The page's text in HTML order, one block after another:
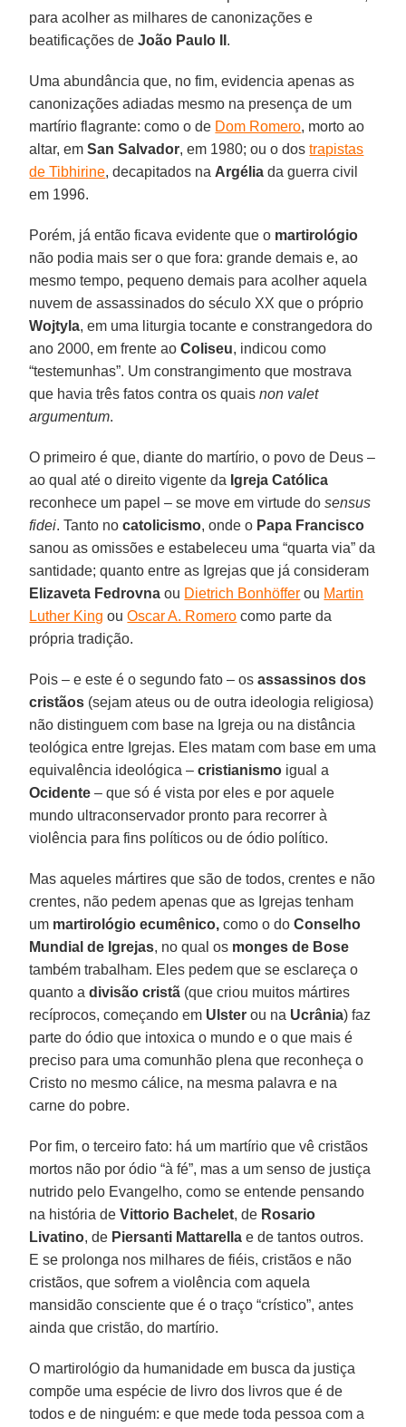
para acolher as milhares de canonizações e
beatificações deJoão Paulo II .
Uma abundância que, no fim, evidencia apenas as
canonizações adiadas mesmo na presença de um
martírio flagrante: como o de Dom Romero, morto ao
altar, emSan Salvador, em 1980; ou o dostrapistas
de Tibhirine, decapitados na Argélia da guerra civil
em 1996.
Porém, já então ficava evidente que o martirológio
não podia mais ser o que fora: grande demais e, ao
mesmo tempo, pequeno demais para acolher aquela
nuvem de assassinados do século XX que o próprio
Wojtyla, em uma liturgia tocante e constrangedora do
ano 2000, em frente aoColiseu, indicou como
“testemunhas”. Um constrangimento que mostrava
que havia três fatos contra os quaisnon valet
argumentum.
O primeiro é que, diante do martírio, o povo de Deus –
ao qual até o direito vigente da Igreja Católica
reconhece um papel – se move em virtude dosensus
fidei. Tanto nocatolicismo, onde o Papa Francisco
sanou as omissões e estabeleceu uma “quarta via” da
santidade; quanto entre as Igrejas que já consideram
Elizaveta Fedrovna ou Dietrich Bonhöffer ou Martin
Luther King ouOscar A. Romero como parte da
própria tradição.
Pois – e este é o segundo fato – osassassinos dos
cristãos (sejam ateus ou de outra ideologia religiosa)
não distinguem com base na Igreja ou na distância
teológica entre Igrejas. Eles matam com base em uma
equivalência ideológica –cristianismo igual a
Ocidente – que só é vista por eles e por aquele
mundo ultraconservador pronto para recorrer à
violência para fins políticos ou de ódio político.
Mas aqueles mártires que são de todos, crentes e não
crentes, não pedem apenas que as Igrejas tenham
um martirológio ecumênico, como o doConselho
Mundial de Igrejas, no qual os monges de Bose
também trabalham. Eles pedem que se esclareça o
quanto adivisão cristã (que criou muitos mártires
recíprocos, começando em Ulster ou na Ucrânia) faz
parte do ódio que intoxica o mundo e o que mais é
preciso para uma comunhão plena que reconheça o
Cristo no mesmo cálice, na mesma palavra e na
carne do pobre.
Por fim, o terceiro fato: há um martírio que vê cristãos
mortos não por ódio “à fé”, mas a um senso de justiça
nutrido pelo Evangelho, como se entende pensando
na história deVittorio Bachelet, de Rosario
Livatino, de Piersanti Mattarella e de tantos outros.
E se prolonga nos milhares de fiéis, cristãos e não
cristãos, que sofrem a violência com aquela
mansidão consciente que é o traço “crístico”, antes
ainda que cristão, do martírio.
O martirológio da humanidade em busca da justiça
compõe uma espécie de livro dos livros que é de
todos e de ninguém: e que mede toda pessoa com a